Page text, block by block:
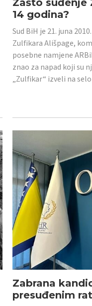
14 godina?
Sud BiH je 21. juna
Zulfikara Ališpage,
posebne namjene
znao za napad koji su
„Zulfikar“ izveli na
Zabrana
presuđenim